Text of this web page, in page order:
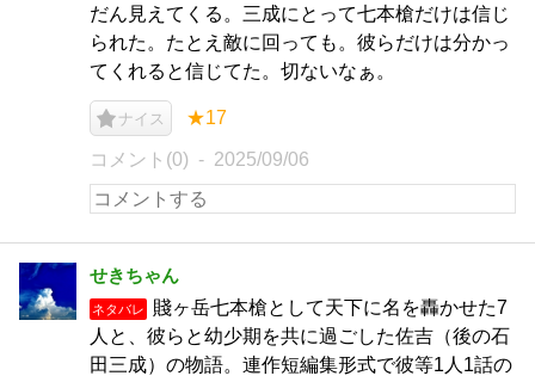
だん見えてくる。三成にとって七本槍だけは信じ
られた。たとえ敵に回っても。彼らだけは分かっ
てくれると信じてた。切ないなぁ。
ナイス ★17
コメント(0) 2025/09/06
せきちゃん
ネタバレ
賤ヶ岳七本槍として天下に名を轟かせた7
人と、彼らと幼少期を共に過ごした佐吉（後の石
田三成）の物語。連作短編集形式で彼等1人1話の